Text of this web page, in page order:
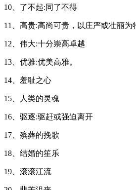
10、了不起:同了不得
11、高贵:高尚可贵，以庄严或壮丽为
12、伟大:十分崇高卓越
13、优雅:优美高雅。
14、羞耻之心
15、人类的灵魂
16、驱逐:驱赶或强迫离开
17、殡葬的挽歌
18、结婚的笙乐
19、滚滚江流